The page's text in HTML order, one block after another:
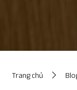
Trang chủ